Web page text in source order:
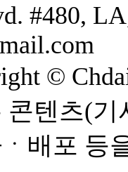
#480,
©
텐츠(
배포 등